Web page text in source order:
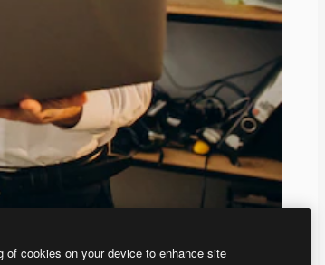
of cookies on your device to enhance site